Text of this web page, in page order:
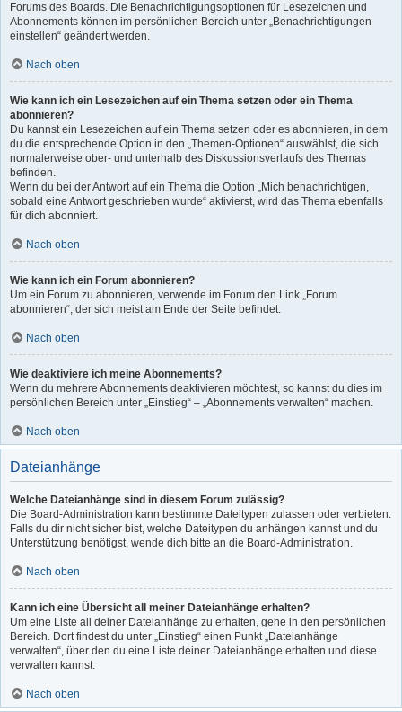
Forums des Boards. Die Benachrichtigungsoptionen für Lesezeichen und
Abonnements können im persönlichen Bereich unter „Benachrichtigungen
einstellen“ geändert werden.
Nach oben
Wie kann ich ein Lesezeichen auf ein Thema setzen oder ein Thema
abonnieren?
Du kannst ein Lesezeichen auf ein Thema setzen oder es abonnieren, in dem
du die entsprechende Option in den „Themen-Optionen“ auswählst, die sich
normalerweise ober- und unterhalb des Diskussionsverlaufs des Themas
befinden.
Wenn du bei der Antwort auf ein Thema die Option „Mich benachrichtigen,
sobald eine Antwort geschrieben wurde“ aktivierst, wird das Thema ebenfalls
für dich abonniert.
Nach oben
Wie kann ich ein Forum abonnieren?
Um ein Forum zu abonnieren, verwende im Forum den Link „Forum
abonnieren“, der sich meist am Ende der Seite befindet.
Nach oben
Wie deaktiviere ich meine Abonnements?
Wenn du mehrere Abonnements deaktivieren möchtest, so kannst du dies im
persönlichen Bereich unter „Einstieg“ – „Abonnements verwalten“ machen.
Nach oben
Dateianhänge
Welche Dateianhänge sind in diesem Forum zulässig?
Die Board-Administration kann bestimmte Dateitypen zulassen oder verbieten.
Falls du dir nicht sicher bist, welche Dateitypen du anhängen kannst und du
Unterstützung benötigst, wende dich bitte an die Board-Administration.
Nach oben
Kann ich eine Übersicht all meiner Dateianhänge erhalten?
Um eine Liste all deiner Dateianhänge zu erhalten, gehe in den persönlichen
Bereich. Dort findest du unter „Einstieg“ einen Punkt „Dateianhänge
verwalten“, über den du eine Liste deiner Dateianhänge erhalten und diese
verwalten kannst.
Nach oben